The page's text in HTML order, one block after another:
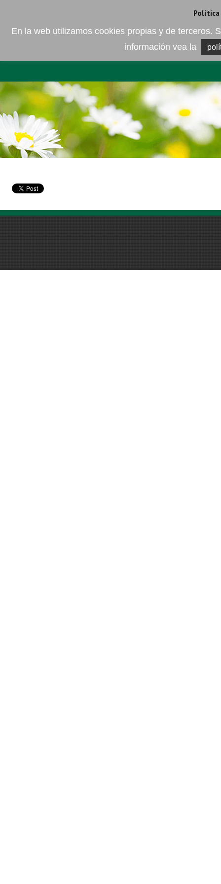
EMPRESA ELEMENTO DEL
Política
En la web utilizamos cookies propias y de terceros.
información vea la